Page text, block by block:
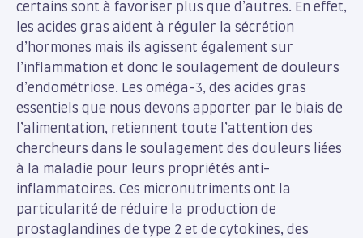
certains sont à favoriser plus que d’autres. En effet,
les acides gras aident à réguler la sécrétion
d’hormones mais ils agissent également sur
l’inflammation et donc le soulagement de douleurs
d’endométriose. Les oméga-3, des acides gras
essentiels que nous devons apporter par le biais de
l’alimentation, retiennent toute l’attention des
chercheurs dans le soulagement des douleurs liées
à la maladie pour leurs propriétés anti-
inflammatoires. Ces micronutriments ont la
particularité de réduire la production de
prostaglandines de type 2 et de cytokines, des